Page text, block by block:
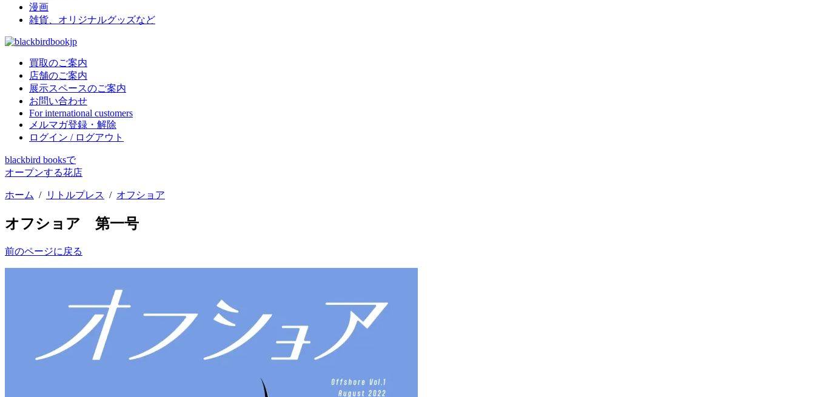
漫画
雑貨、オリジナルグッズなど
買取のご案内
店舗のご案内
展示スペースのご案内
お問い合わせ
For international customers
メルマガ登録・解除
ログイン / ログアウト
blackbird booksで
オープンする花店
ホーム / リトルプレス / オフショア
オフショア 第一号
前のページに戻る